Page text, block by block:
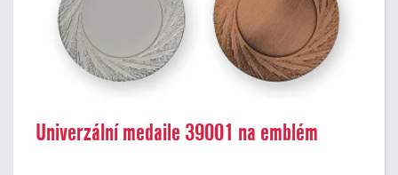
Univerzální medaile 39001 na emblém